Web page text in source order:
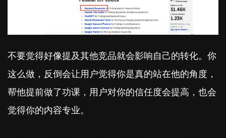
不要觉得好像提及其他竞品就会影响自己的转化。你
这么做，反倒会让用户觉得你是真的站在他的角度，
帮他提前做了功课，用户对你的信任度会提高，也会
觉得你的内容专业。